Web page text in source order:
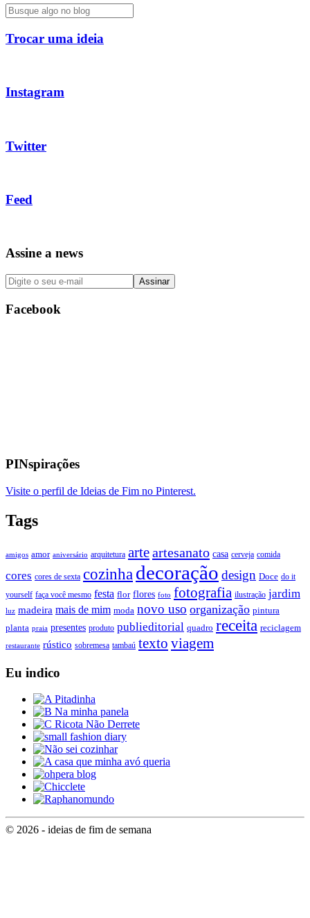
Trocar uma ideia
Instagram
Twitter
Feed
Assine a news
Facebook
PINspirações
Visite o perfil de Ideias de Fim no Pinterest.
Tags
amigos amor aniversário arquitetura arteartesanato casa cerveja comida
cores cores de sexta cozinha decoração design Doce do it
yourself faça você mesmo festa flor flores foto fotografia ilustração jardim
luz madeira mais de mim moda novo uso organização pintura
planta praia presentes produto publieditorial quadro receita reciclagem
restaurante rústico sobremesa tambaú texto viagem
Eu indico
© 2026 - ideias de fim de semana